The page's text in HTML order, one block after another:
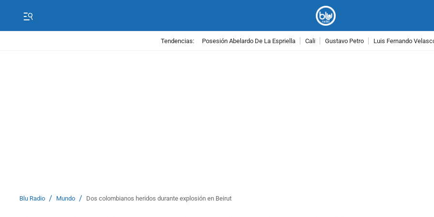
Tendencias: Posesión Abelardo De La Espriella Cali Gustavo Petro Luis Fernando
Blu Radio / Mundo / Dos colombianos heridos durante explosión en Beirut